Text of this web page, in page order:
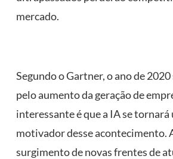
mercado.
Segundo o Gartner, o ano de
pelo aumento da geração de
interessante é que a IA se
motivador desse acontecimento.
surgimento de novas frentes de